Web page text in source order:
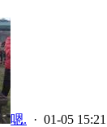
嗯. · 01-05 15:21